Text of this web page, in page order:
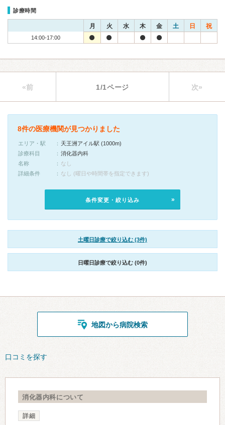
診療時間
月 火 水 木 金 土 日 祝
14:00-17:00
«前 1/1ページ 次»
8件の医療機関が見つかりました
エリア・駅
天王洲アイル駅 (1000m)
診療科目
消化器内科
名称
なし
詳細条件
なし (曜日や時間帯を指定できます)
条件変更・絞り込み
土曜日診療で絞り込む (3件)
日曜日診療で絞り込む (0件)
地図から病院検索
口コミを探す
消化器内科について
詳細